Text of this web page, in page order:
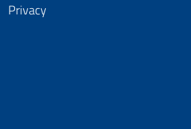
Privacy